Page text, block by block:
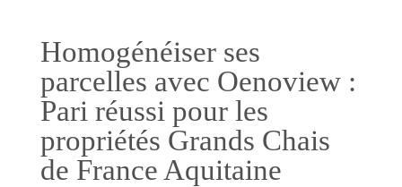
Homogénéiser ses
parcelles avec Oenoview :
Pari réussi pour les
propriétés Grands Chais
de France Aquitaine